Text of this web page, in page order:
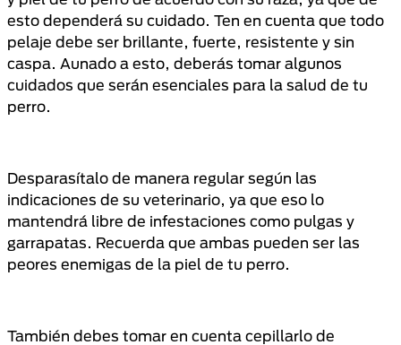
esto dependerá su cuidado. Ten en cuenta que todo
pelaje debe ser brillante, fuerte, resistente y sin
caspa. Aunado a esto, deberás tomar algunos
cuidados que serán esenciales para la salud de tu
perro.
Desparasítalo de manera regular según las
indicaciones de su veterinario, ya que eso lo
mantendrá libre de infestaciones como pulgas y
garrapatas. Recuerda que ambas pueden ser las
peores enemigas de la piel de tu perro.
También debes tomar en cuenta cepillarlo de